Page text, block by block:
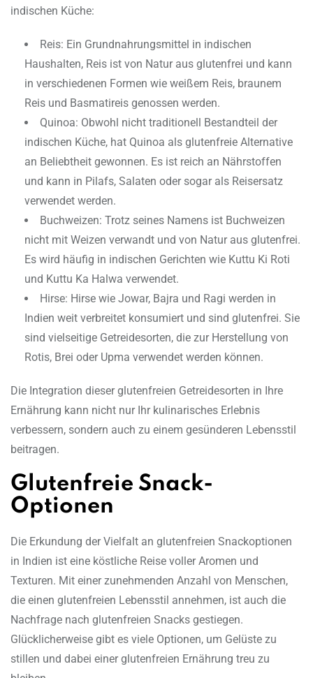
indischen Küche:
Reis: Ein Grundnahrungsmittel in indischen
Haushalten, Reis ist von Natur aus glutenfrei und kann
in verschiedenen Formen wie weißem Reis, braunem
Reis und Basmatireis genossen werden.
Quinoa: Obwohl nicht traditionell Bestandteil der
indischen Küche, hat Quinoa als glutenfreie Alternative
an Beliebtheit gewonnen. Es ist reich an Nährstoffen
und kann in Pilafs, Salaten oder sogar als Reisersatz
verwendet werden.
Buchweizen: Trotz seines Namens ist Buchweizen
nicht mit Weizen verwandt und von Natur aus glutenfrei.
Es wird häufig in indischen Gerichten wie Kuttu Ki Roti
und Kuttu Ka Halwa verwendet.
Hirse: Hirse wie Jowar, Bajra und Ragi werden in
Indien weit verbreitet konsumiert und sind glutenfrei. Sie
sind vielseitige Getreidesorten, die zur Herstellung von
Rotis, Brei oder Upma verwendet werden können.
Die Integration dieser glutenfreien Getreidesorten in Ihre
Ernährung kann nicht nur Ihr kulinarisches Erlebnis
verbessern, sondern auch zu einem gesünderen Lebensstil
beitragen.
Glutenfreie Snack-
Optionen
Die Erkundung der Vielfalt an glutenfreien Snackoptionen
in Indien ist eine köstliche Reise voller Aromen und
Texturen. Mit einer zunehmenden Anzahl von Menschen,
die einen glutenfreien Lebensstil annehmen, ist auch die
Nachfrage nach glutenfreien Snacks gestiegen.
Glücklicherweise gibt es viele Optionen, um Gelüste zu
stillen und dabei einer glutenfreien Ernährung treu zu